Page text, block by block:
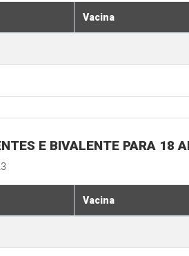
Vacina
E BIVALENTE PARA 18
Vacina